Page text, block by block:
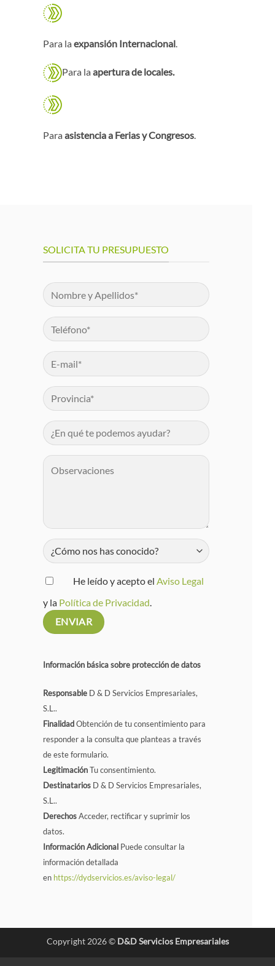
Para la expansión Internacional
Para la apertura de locales.
Para asistencia a Ferias y Congresos.
SOLICITA TU PRESUPUESTO
He leído y acepto elAviso Legal
y la Política de Privacidad.
Información básica sobre protección de datos
Responsable D & D Servicios Empresariales,
S.L..
FinalidadObtención de tu consentimiento para
responder a la consulta que planteas a través
de este formulario.
LegitimaciónTu consentimiento.
Destinatarios D & D Servicios Empresariales,
S.L..
DerechosAcceder, rectificar y suprimir los
datos.
Información Adicional Puede consultar la
información detallada
en https://dydservicios.es/aviso-legal/
Copyright 2026 © D&D Servicios Empresariales